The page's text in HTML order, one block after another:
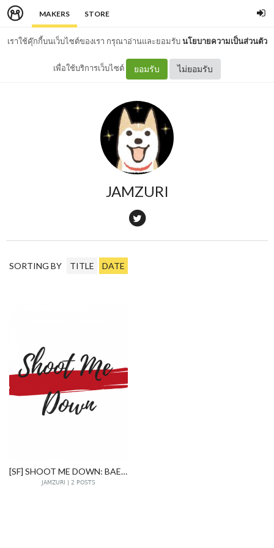
MAKERS STORE
เราใช้คุ๊กกี้บนเว็บไซต์ของเรา กรุณาอ่านและยอมรับนโยบายความเป็นส่วนตัว
เพื่อใช้บริการเว็บไซต์ ยอมรับ ไม่ยอมรับ
JAMZURI
SORTING BY TITLE DATE
[SF] SHOOT ME DOWN: BAEKHYUN X DO KYUNGSOO
JAMZURI | 2 POSTS